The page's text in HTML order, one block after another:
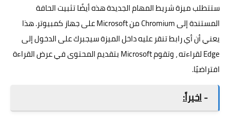
ستتطلب ميزة شريط المهام الجديدة هذه أيضًا تثبيت الحافة
المستندة إلى Chromium من Microsoft على جهاز كمبيوتر. هذا
يعني أن أي رابط تنقر عليه داخل الميزة سيجبرك على الدخول إلى
Edge لقراءته ، وتقوم Microsoft بتقديم المحتوى في عرض القراءة
افتراضيًا.
-اخيراً: